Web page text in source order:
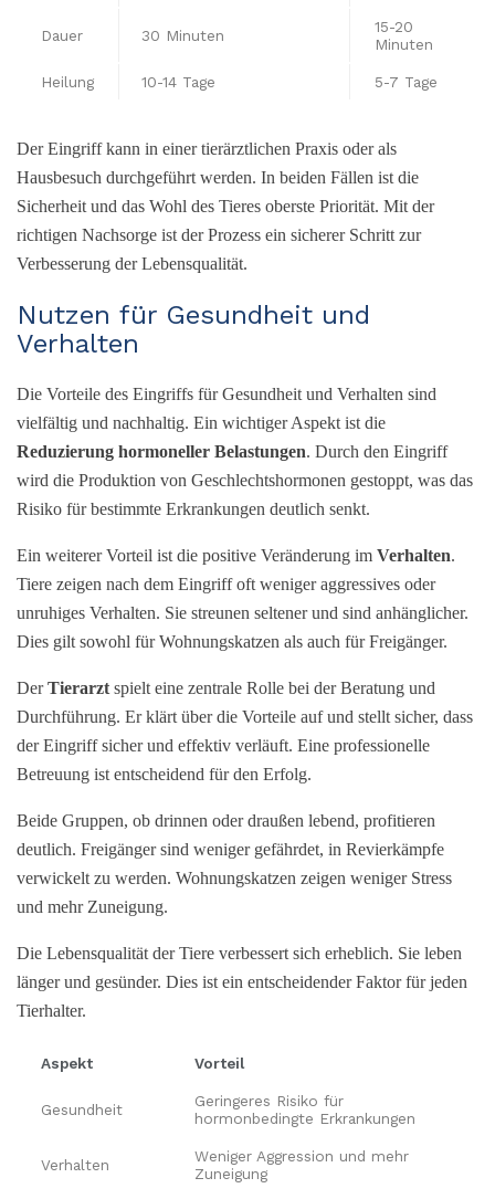
Dauer 30 Minuten
15-20
Minuten
Heilung 10-14 Tage 5-7 Tage
Der Eingriff kann in einer tierärztlichen Praxis oder als
Hausbesuch durchgeführt werden. In beiden Fällen ist die
Sicherheit und das Wohl des Tieres oberste Priorität. Mit der
richtigen Nachsorge ist der Prozess ein sicherer Schritt zur
Verbesserung der Lebensqualität.
Nutzen für Gesundheit und
Verhalten
Die Vorteile des Eingriffs für Gesundheit und Verhalten sind
vielfältig und nachhaltig. Ein wichtiger Aspekt ist die
Reduzierung hormoneller Belastungen. Durch den Eingriff
wird die Produktion von Geschlechtshormonen gestoppt, was das
Risiko für bestimmte Erkrankungen deutlich senkt.
Ein weiterer Vorteil ist die positive Veränderung im Verhalten.
Tiere zeigen nach dem Eingriff oft weniger aggressives oder
unruhiges Verhalten. Sie streunen seltener und sind anhänglicher.
Dies gilt sowohl für Wohnungskatzen als auch für Freigänger.
DerTierarzt spielt eine zentrale Rolle bei der Beratung und
Durchführung. Er klärt über die Vorteile auf und stellt sicher, dass
der Eingriff sicher und effektiv verläuft. Eine professionelle
Betreuung ist entscheidend für den Erfolg.
Beide Gruppen, ob drinnen oder draußen lebend, profitieren
deutlich. Freigänger sind weniger gefährdet, in Revierkämpfe
verwickelt zu werden. Wohnungskatzen zeigen weniger Stress
und mehr Zuneigung.
Die Lebensqualität der Tiere verbessert sich erheblich. Sie leben
länger und gesünder. Dies ist ein entscheidender Faktor für jeden
Tierhalter.
Aspekt Vorteil
Gesundheit
Geringeres Risiko für
hormonbedingte Erkrankungen
Verhalten
Weniger Aggression und mehr
Zuneigung